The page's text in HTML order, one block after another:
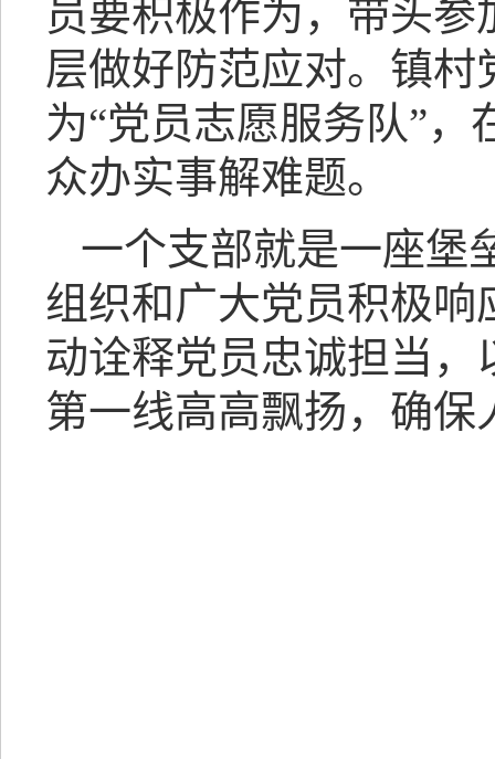
员要积极作为，带头
层做好防范应对。镇
为“党员志愿服务队”
众办实事解难题。
一个支部就是一座堡
组织和广大党员积极
动诠释党员忠诚担当，
第一线高高飘扬，确